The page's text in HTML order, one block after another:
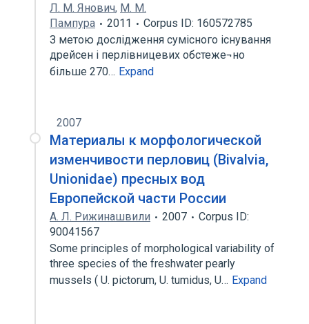
Л. М. Янович, М. М.
Пампура
2011
Corpus ID: 160572785
З метою дослідження сумісного існування
дрейсен і перлівницевих обстеже¬но
більше 270… Expand
2007
Материалы к морфологической
изменчивости перловиц (Bivalvia,
Unionidae) пресных вод
Европейской части России
А. Л. Рижинашвили 2007
Corpus ID:
90041567
Some principles of morphological variability of
three species of the freshwater pearly
mussels ( U. pictorum, U. tumidus, U… Expand